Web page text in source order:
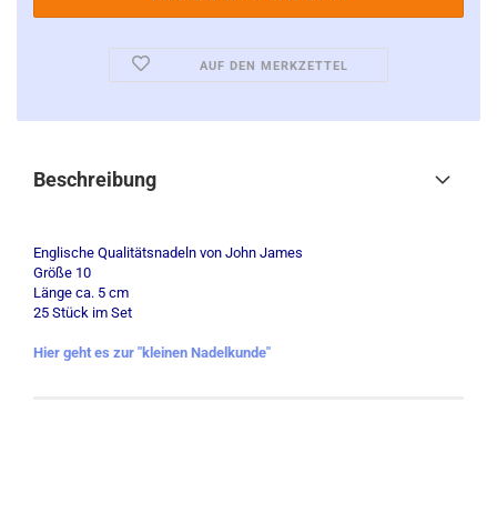
AUF DEN MERKZETTEL
Beschreibung
Englische Qualitätsnadeln von John James
Größe 10
Länge ca. 5 cm
25 Stück im Set
Hier geht es zur "kleinen Nadelkunde"